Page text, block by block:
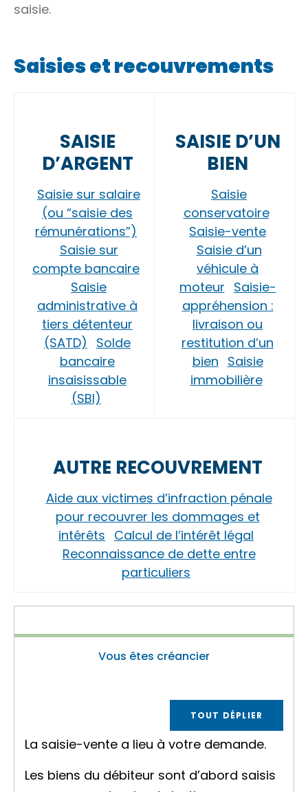
saisie.
Saisies et recouvrements
SAISIE
D’ARGENT
Saisie sur salaire
(ou “saisie des
rémunérations”)
Saisie sur
compte bancaire
Saisie
administrative à
tiers détenteur
(SATD)
Solde
bancaire
insaisissable
(SBI)
SAISIE D’UN
BIEN
Saisie
conservatoire
Saisie-vente
Saisie d’un
véhicule à
moteur Saisie-
appréhension :
livraison ou
restitution d’un
bien Saisie
immobilière
AUTRE RECOUVREMENT
Aide aux victimes d’infraction pénale
pour recouvrer les dommages et
intérêts Calcul de l’intérêt légal
Reconnaissance de dette entre
particuliers
Vous êtes créancier
TOUT DÉPLIER
La saisie-vente a lieu à votre demande.
Les biens du débiteur sont d’abord saisis